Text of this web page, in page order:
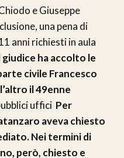
e Giuseppe
una pena di
anni richiesti in aula
giudice ha accolto le
civile Francesco
il 49enne
uffici Per
aveva chiesto
Nei termini di
però, chiesto e